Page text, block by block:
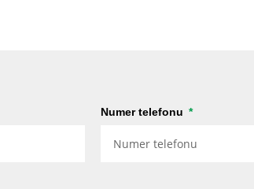
Numer telefonu